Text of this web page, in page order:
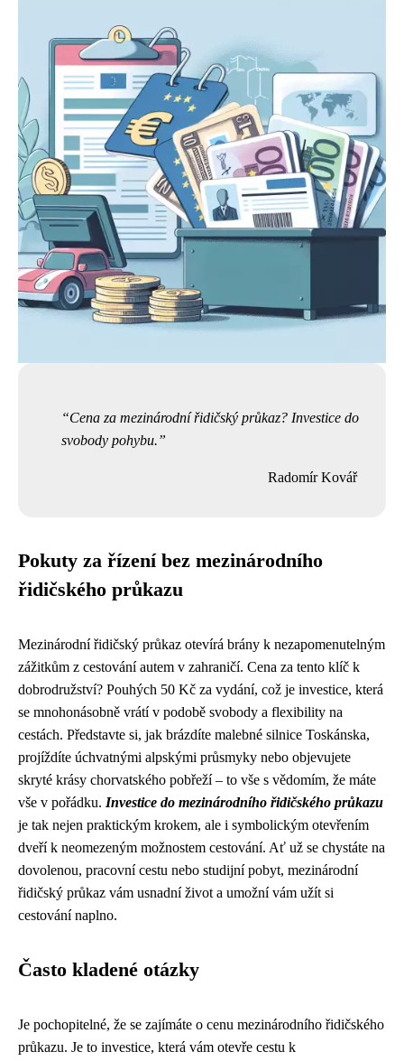
Cena za mezinárodní řidičský průkaz? Investice do
svobody pohybu.
Radomír Kovář
Pokuty za řízení bez mezinárodního
řidičského průkazu
Mezinárodní řidičský průkaz otevírá brány k nezapomenutelným
zážitkům z cestování autem v zahraničí. Cena za tento klíč k
dobrodružství? Pouhých 50 Kč za vydání, což je investice, která
se mnohonásobně vrátí v podobě svobody a flexibility na
cestách. Představte si, jak brázdíte malebné silnice Toskánska,
projíždíte úchvatnými alpskými průsmyky nebo objevujete
skryté krásy chorvatského pobřeží – to vše s vědomím, že máte
vše v pořádku. Investice do mezinárodního řidičského průkazu
je tak nejen praktickým krokem, ale i symbolickým otevřením
dveří k neomezeným možnostem cestování. Ať už se chystáte na
dovolenou, pracovní cestu nebo studijní pobyt, mezinárodní
řidičský průkaz vám usnadní život a umožní vám užít si
cestování naplno.
Často kladené otázky
Je pochopitelné, že se zajímáte o cenu mezinárodního řidičského
průkazu. Je to investice, která vám otevře cestu k